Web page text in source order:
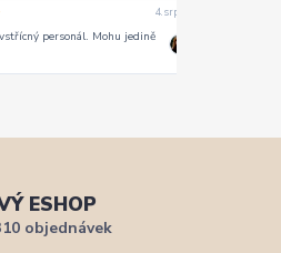
4. srpna
personál. Mohu jedině
ESHOP
objednávek